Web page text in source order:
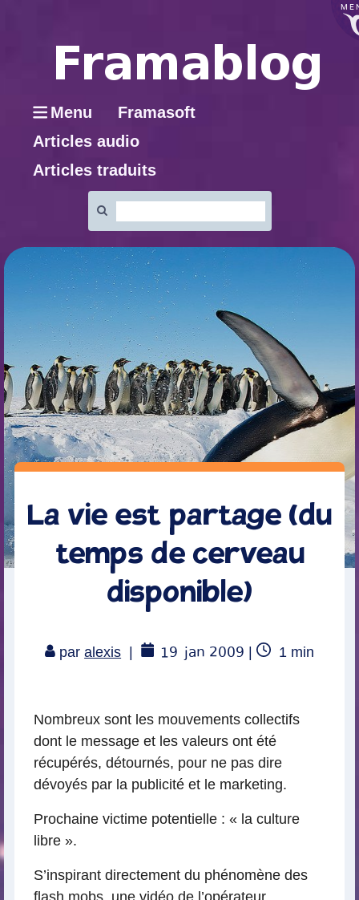
Menu
Framasoft
Articles audio
Articles traduits
:
La vie est partage (du
temps de cerveau
disponible)
paralexis 19 jan 2009
Temps
1min
Nombreux sont les mouvements collectifs
dont le message et les valeurs ont été
récupérés, détournés, pour ne pas dire
dévoyés par la publicité et le marketing.
Prochaine victime potentielle : « la culture
libre ».
S’inspirant directement du phénomène des
flash mobs, une vidéo de l’opérateur